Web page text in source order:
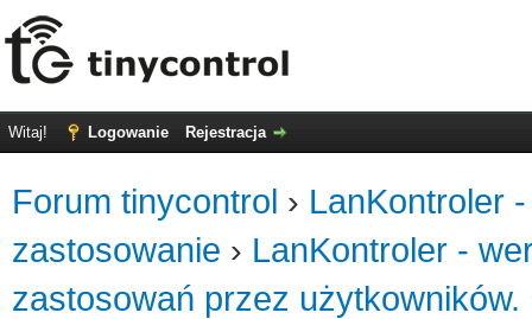
Witaj! Logowanie Rejestracja
Forum tinycontrol › LanKontroler
zastosowanie › LanKontroler -
zastosowań przez użytkowników.